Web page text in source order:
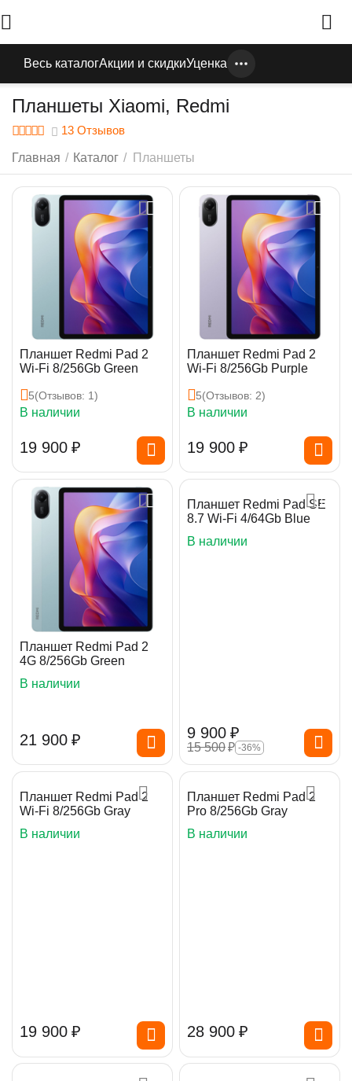
Весь каталогАкции и скидкиУценка
Планшеты Xiaomi, Redmi
13 Отзывов
Главная / Каталог / Планшеты
Планшет Redmi Pad 2
Wi-Fi 8/256Gb Green
5(Отзывов: 1)
В наличии
19 900 ₽
Планшет Redmi Pad 2
Wi-Fi 8/256Gb Purple
5(Отзывов: 2)
В наличии
19 900 ₽
Планшет Redmi Pad 2
4G 8/256Gb Green
В наличии
21 900 ₽
Планшет Redmi Pad SE
8.7 Wi-Fi 4/64Gb Blue
В наличии
9 900 ₽
15 500₽ -36%
Планшет Redmi Pad 2
Wi-Fi 8/256Gb Gray
В наличии
19 900 ₽
Планшет Redmi Pad 2
Pro 8/256Gb Gray
В наличии
28 900 ₽